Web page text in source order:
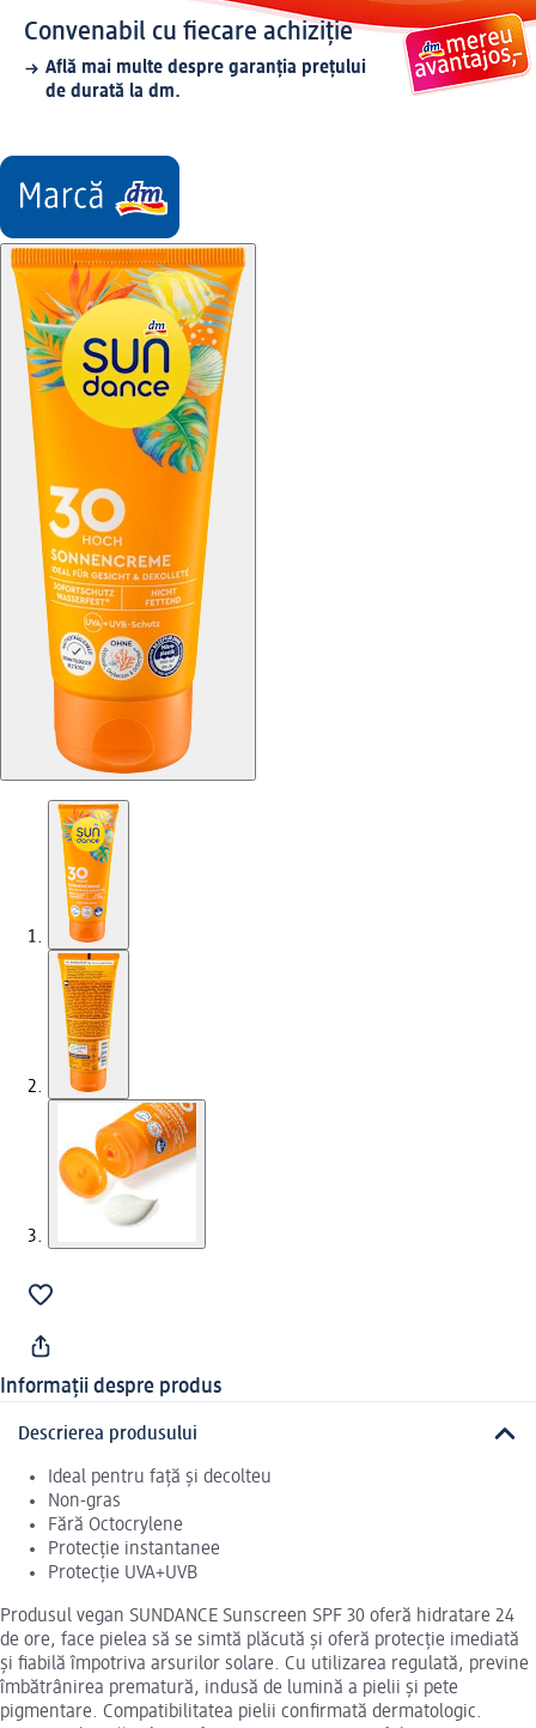
Convenabil cu fiecare achiziție
Află mai multe despre garanția prețului
de durată la dm.
Informații despre produs
Descrierea produsului
Ideal pentru față și decolteu
Non-gras
Fără Octocrylene
Protecție instantanee
Protecție UVA+UVB
Produsul vegan SUNDANCE Sunscreen SPF 30 oferă hidratare 24
de ore, face pielea să se simtă plăcută și oferă protecție imediată
și fiabilă împotriva arsurilor solare. Cu utilizarea regulată, previne
îmbătrânirea prematură, indusă de lumină a pielii și pete
pigmentare. Compatibilitatea pielii confirmată dermatologic.